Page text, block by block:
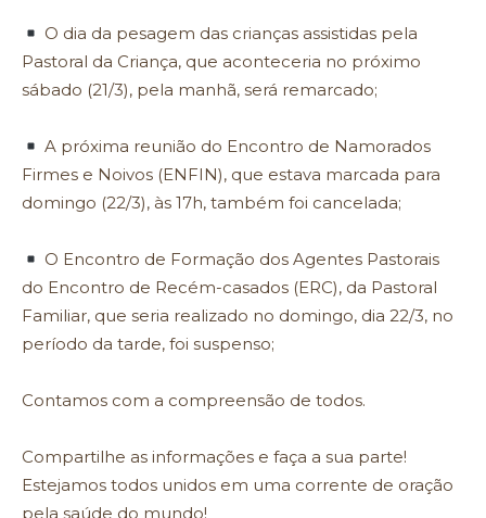
O dia da pesagem das crianças assistidas pela
Pastoral da Criança, que aconteceria no próximo
sábado (21/3), pela manhã, será remarcado;
A próxima reunião do Encontro de Namorados
Firmes e Noivos (ENFIN), que estava marcada para
domingo (22/3), às 17h, também foi cancelada;
O Encontro de Formação dos Agentes Pastorais
do Encontro de Recém-casados (ERC), da Pastoral
Familiar, que seria realizado no domingo, dia 22/3, no
período da tarde, foi suspenso;
Contamos com a compreensão de todos.
Compartilhe as informações e faça a sua parte!
Estejamos todos unidos em uma corrente de oração
pela saúde do mundo!